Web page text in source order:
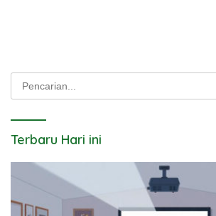
Pencarian
Terbaru Hari ini